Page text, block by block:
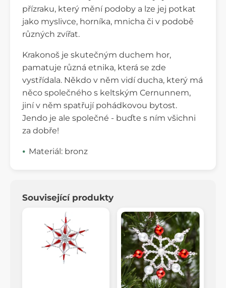
přízraku, který mění podoby a lze jej potkat
jako myslivce, horníka, mnicha či v podobě
různých zvířat.
Krakonoš je skutečným duchem hor,
pamatuje různá etnika, která se zde
vystřídala. Někdo v něm vidí ducha, který má
něco společného s keltským Cernunnem,
jiní v něm spatřují pohádkovou bytost.
Jendo je ale společné - buďte s ním všichni
za dobře!
Materiál: bronz
Související produkty